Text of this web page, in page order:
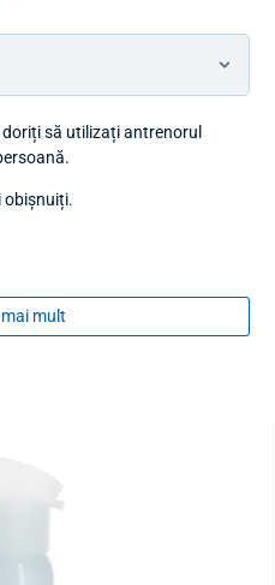
să utilizați antrenorul
obișnuiți.
mult